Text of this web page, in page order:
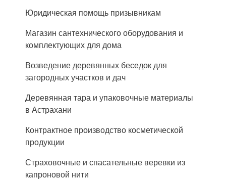
Юридическая помощь призывникам
Магазин сантехнического оборудования и
комплектующих для дома
Возведение деревянных беседок для
загородных участков и дач
Деревянная тара и упаковочные материалы
в Астрахани
Контрактное производство косметической
продукции
Страховочные и спасательные веревки из
капроновой нити